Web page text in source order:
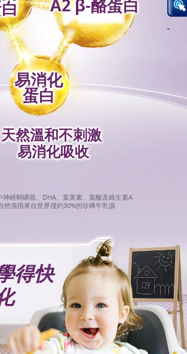
易消化
蛋白
A2 β-酪蛋白
天然溫和不刺激
易消化吸收
神經鞘磷脂、DHA、葉黃素、葉酸及維生素A
然係指來自世界僅約30%的珍稀牛乳源
得快